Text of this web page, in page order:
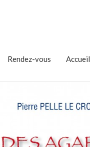
Rendez-vous Accueil